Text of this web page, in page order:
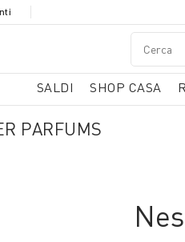
SALDI SHOP CASA
PARFUMS